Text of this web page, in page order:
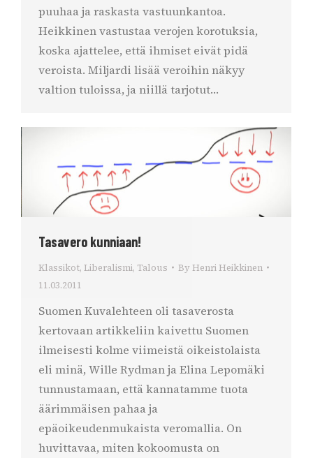
puuhaa ja raskasta vastuunkantoa.
Heikkinen vastustaa verojen korotuksia,
koska ajattelee, että ihmiset eivät pidä
veroista. Miljardi lisää veroihin näkyy
valtion tuloissa, ja niillä tarjotut…
Tasavero kunniaan!
Klassikot, Liberalismi, Talous By Henri Heikkinen
11.03.2011
Suomen Kuvalehteen oli tasaverosta
kertovaan artikkeliin kaivettu Suomen
ilmeisesti kolme viimeistä oikeistolaista
eli minä, Wille Rydman ja Elina Lepomäki
tunnustamaan, että kannatamme tuota
äärimmäisen pahaa ja
epäoikeudenmukaista veromallia. On
huvittavaa, miten kokoomusta on